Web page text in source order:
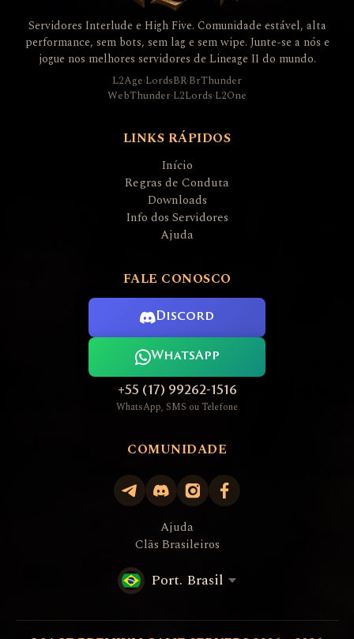
Servidores Interlude e High Five. Comunidade estável, alta
performance, sem bots, sem lag e sem wipe. Junte-se a nós e
jogue nos melhores servidores de Lineage II do mundo.
L2Age·LordsBR·BrThunder
WebThunder·L2Lords·L2One
LINKS RÁPIDOS
Início
Regras de Conduta
Downloads
Info dos Servidores
Ajuda
FALE CONOSCO
Discord
WhatsApp
+55 (17) 99262-1516
WhatsApp, SMS ou Telefone
COMUNIDADE
Ajuda
Clãs Brasileiros
Port. Brasil